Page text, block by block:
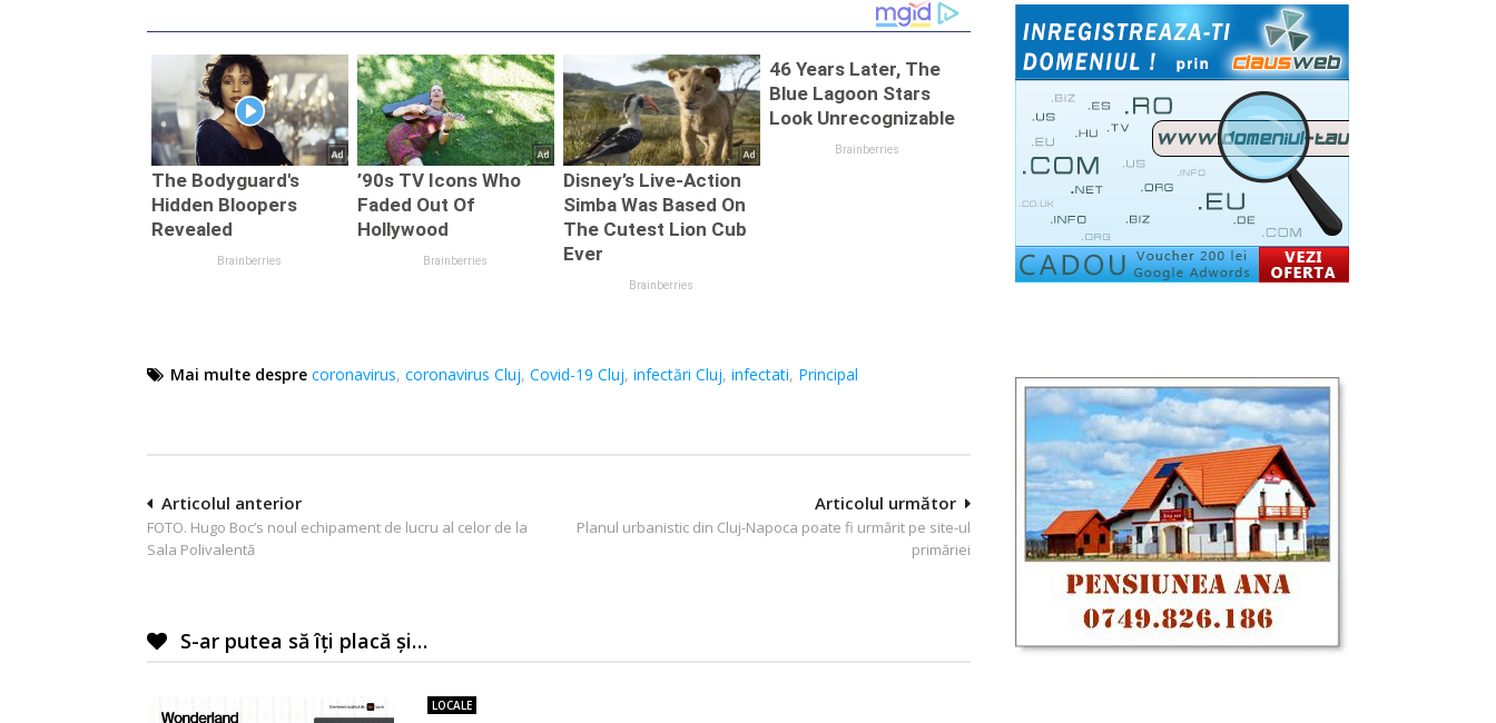
ore
ultimele 24 de
ore
ultimele 24 de
ore
ore
ultimele 24 de
ore
Mai multe despre coronavirus, coronavirus Cluj, Covid-19 Cluj, infectări Cluj, infectati, Principal
Navigare
în
Articolul următor
Planul urbanistic din Cluj-Napoca poate fi urmărit pe site-ul
primăriei
Articolul anterior
FOTO. Hugo Boc’s noul echipament de lucru al celor de la
Sala Polivalentă
S-ar putea să îți placă și…
LOCALE